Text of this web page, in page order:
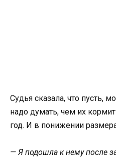
Судья сказала, что пусть,
надо думать, чем их
год. И в понижении
— Я подошла к нему после